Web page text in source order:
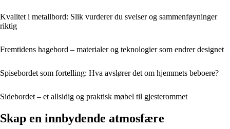
Kvalitet i metallbord: Slik vurderer du sveiser og sammenføyninger
riktig
Fremtidens hagebord – materialer og teknologier som endrer designet
Spisebordet som fortelling: Hva avslører det om hjemmets beboere?
Sidebordet – et allsidig og praktisk møbel til gjesterommet
Skap en innbydende atmosfære